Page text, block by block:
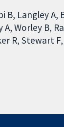
B Langley A
A Worley B
R Stewart F